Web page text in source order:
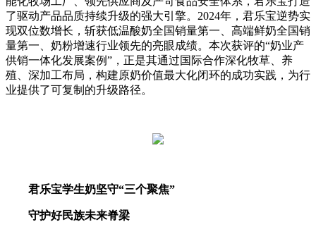
了驱动产品品质持续升级的强大引擎。2024年，君乐宝逆势实
现双位数增长，斩获低温酸奶全国销量第一、高端鲜奶全国销
量第一、奶粉增速行业领先的亮眼成绩。本次获评的“奶业产
供销一体化发展案例”，正是其通过国际合作深化牧草、养
殖、深加工布局，构建原奶价值最大化闭环的成功实践，为行
业提供了可复制的升级路径。
君乐宝学生奶坚守“三个聚焦”
守护好民族未来脊梁